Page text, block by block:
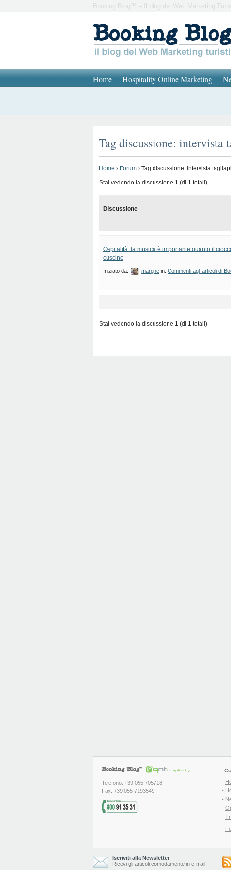
Booking Blog™ – Il blog del Web Marketing
Home Hospitality Online Marketing
Tag discussione: intervista
Home › Forum › Tag discussione: intervista
Stai vedendo la discussione 1 (di 1 totali)
Discussione
Ospitalità: la musica è importante quanto il
cuscino
Iniziato da: marghe in: Commenti agli articoli di
Stai vedendo la discussione 1 (di 1 totali)
Telefono: +39 055 705718
Fax: +39 055 7193549
-
-
-
-
-
-
Iscriviti alla Newsletter
Ricevi gli articoli comodamente in e-mail